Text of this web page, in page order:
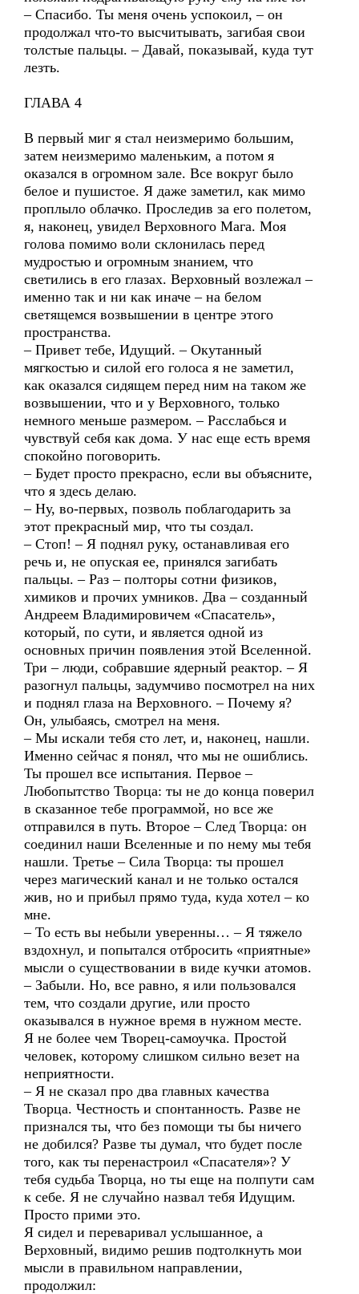
– Спасибо. Ты меня очень успокоил, – он
продолжал что-то высчитывать, загибая свои
толстые пальцы. – Давай, показывай, куда тут
лезть.
ГЛАВА 4
В первый миг я стал неизмеримо большим,
затем неизмеримо маленьким, а потом я
оказался в огромном зале. Все вокруг было
белое и пушистое. Я даже заметил, как мимо
проплыло облачко. Проследив за его полетом,
я, наконец, увидел Верховного Мага. Моя
голова помимо воли склонилась перед
мудростью и огромным знанием, что
светились в его глазах. Верховный возлежал –
именно так и ни как иначе – на белом
светящемся возвышении в центре этого
пространства.
– Привет тебе, Идущий. – Окутанный
мягкостью и силой его голоса я не заметил,
как оказался сидящем перед ним на таком же
возвышении, что и у Верховного, только
немного меньше размером. – Расслабься и
чувствуй себя как дома. У нас еще есть время
спокойно поговорить.
– Будет просто прекрасно, если вы объясните,
что я здесь делаю.
– Ну, во-первых, позволь поблагодарить за
этот прекрасный мир, что ты создал.
– Стоп! – Я поднял руку, останавливая его
речь и, не опуская ее, принялся загибать
пальцы. – Раз – полторы сотни физиков,
химиков и прочих умников. Два – созданный
Андреем Владимировичем «Спасатель»,
который, по сути, и является одной из
основных причин появления этой Вселенной.
Три – люди, собравшие ядерный реактор. – Я
разогнул пальцы, задумчиво посмотрел на них
и поднял глаза на Верховного. – Почему я?
Он, улыбаясь, смотрел на меня.
– Мы искали тебя сто лет, и, наконец, нашли.
Именно сейчас я понял, что мы не ошиблись.
Ты прошел все испытания. Первое –
Любопытство Творца: ты не до конца поверил
в сказанное тебе программой, но все же
отправился в путь. Второе – След Творца: он
соединил наши Вселенные и по нему мы тебя
нашли. Третье – Сила Творца: ты прошел
через магический канал и не только остался
жив, но и прибыл прямо туда, куда хотел – ко
мне.
– То есть вы небыли уверенны… – Я тяжело
вздохнул, и попытался отбросить «приятные»
мысли о существовании в виде кучки атомов.
– Забыли. Но, все равно, я или пользовался
тем, что создали другие, или просто
оказывался в нужное время в нужном месте.
Я не более чем Творец-самоучка. Простой
человек, которому слишком сильно везет на
неприятности.
– Я не сказал про два главных качества
Творца. Честность и спонтанность. Разве не
признался ты, что без помощи ты бы ничего
не добился? Разве ты думал, что будет после
того, как ты перенастроил «Спасателя»? У
тебя судьба Творца, но ты еще на полпути сам
к себе. Я не случайно назвал тебя Идущим.
Просто прими это.
Я сидел и переваривал услышанное, а
Верховный, видимо решив подтолкнуть мои
мысли в правильном направлении,
продолжил: